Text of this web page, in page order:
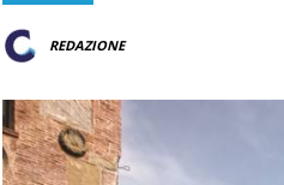
REDAZIONE